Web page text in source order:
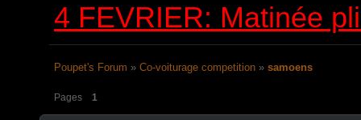
4 FEVRIER: Matinée
Poupet's Forum »Co-voiturage competition »samoens
Pages 1